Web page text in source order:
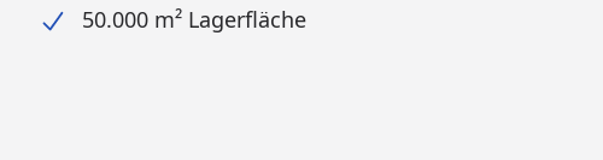
50.000 m² Lagerfläche